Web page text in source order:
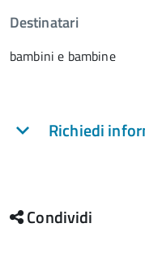
Destinatari
bambini e bambine
Richiedi
Condividi